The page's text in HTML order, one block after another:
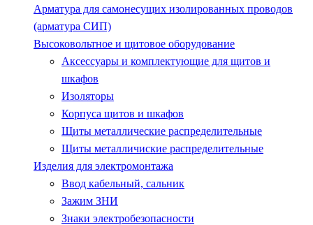
Арматура для самонесущих изолированных проводов
(арматура СИП)
Высоковольтное и щитовое оборудование
Аксессуары и комплектующие для щитов и
шкафов
Изоляторы
Корпуса щитов и шкафов
Щиты металлические распределительные
Щиты металличиские распределительные
Изделия для электромонтажа
Ввод кабельный, сальник
Зажим ЗНИ
Знаки электробезопасности